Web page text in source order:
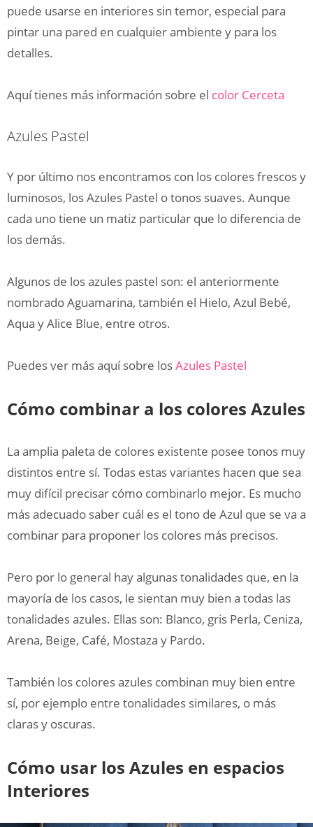
puede usarse en interiores sin temor, especial para
pintar una pared en cualquier ambiente y para los
detalles.
Aquí tienes más información sobre el color Cerceta
Azules Pastel
Y por último nos encontramos con los colores frescos y
luminosos, los Azules Pastel o tonos suaves. Aunque
cada uno tiene un matiz particular que lo diferencia de
los demás.
Algunos de los azules pastel son: el anteriormente
nombrado Aguamarina, también el Hielo, Azul Bebé,
Aqua y Alice Blue, entre otros.
Puedes ver más aquí sobre losAzules Pastel
Cómo combinar a los colores Azules
La amplia paleta de colores existente posee tonos muy
distintos entre sí. Todas estas variantes hacen que sea
muy difícil precisar cómo combinarlo mejor. Es mucho
más adecuado saber cuál es el tono de Azul que se va a
combinar para proponer los colores más precisos.
Pero por lo general hay algunas tonalidades que, en la
mayoría de los casos, le sientan muy bien a todas las
tonalidades azules. Ellas son: Blanco, gris Perla, Ceniza,
Arena, Beige, Café, Mostaza y Pardo.
También los colores azules combinan muy bien entre
sí, por ejemplo entre tonalidades similares, o más
claras y oscuras.
Cómo usar los Azules en espacios
Interiores